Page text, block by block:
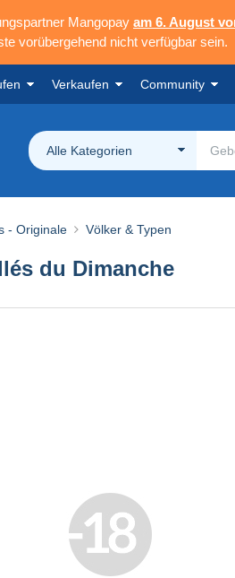
Mangopay am 6. August
vorübergehend nicht verfügbar sein.
Verkaufen Community
Alle Kategorien
- Originale Völker & Typen
du Dimanche